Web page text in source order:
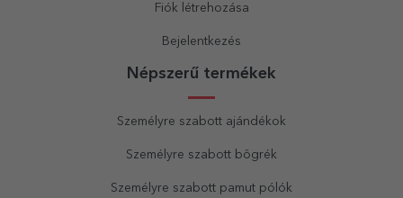
Fiók létrehozása
Bejelentkezés
Népszerű termékek
Személyre szabott ajándékok
Személyre szabott bögrék
Személyre szabott pamut pólók